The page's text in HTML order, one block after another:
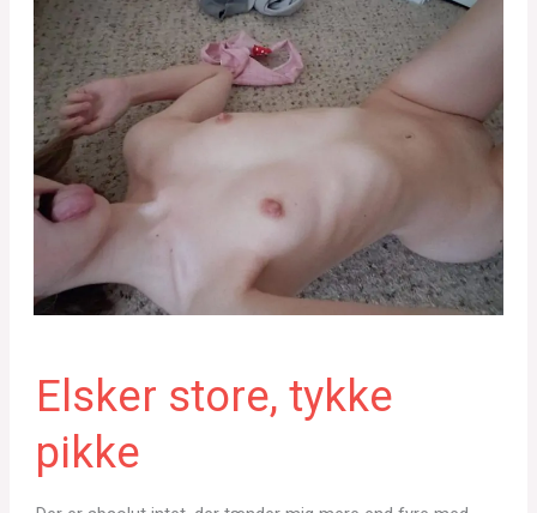
Elsker store, tykke
pikke